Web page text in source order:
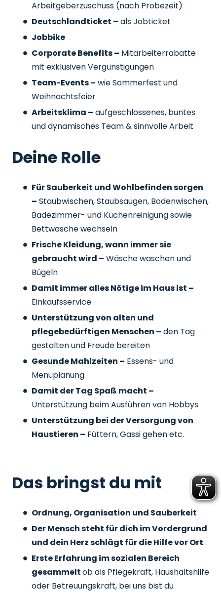
Arbeitgeberzuschuss (nach Probezeit)
Deutschlandticket – als Jobticket
Jobbike
Corporate Benefits – Mitarbeiterrabatte
mit exklusiven Vergünstigungen
Team-Events – wie Sommerfest und
Weihnachtsfeier
Arbeitsklima – aufgeschlossenes, buntes
und dynamisches Team & sinnvolle Arbeit
Deine Rolle
Für Sauberkeit und Wohlbefinden sorgen
– Staubwischen, Staubsaugen, Bodenwischen,
Badezimmer- und Küchenreinigung sowie
Bettwäsche wechseln
Frische Kleidung, wann immer sie
gebraucht wird – Wäsche waschen und
Bügeln
Damit immer alles Nötige im Haus ist –
Einkaufsservice
Unterstützung von alten und
pflegebedürftigen Menschen – den Tag
gestalten und Freude bereiten
Gesunde Mahlzeiten – Essens- und
Menüplanung
Damit der Tag Spaß macht –
Unterstützung beim Ausführen von Hobbys
Unterstützung bei der Versorgung von
Haustieren – Füttern, Gassi gehen etc.
Das bringst du mit
Ordnung, Organisation und Sauberkeit
Der Mensch steht für dich im Vordergrund
und dein Herz schlägt für die Hilfe vor Ort
Erste Erfahrung im sozialen Bereich
gesammeltob als Pflegekraft, Haushaltshilfe
oder Betreuungskraft, bei uns bist du